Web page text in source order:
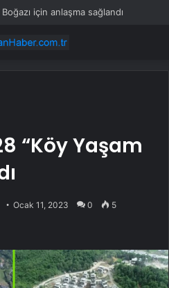
için anlaşma sağlandı
“Köy Yaşam
Ocak 11, 2023 0 5